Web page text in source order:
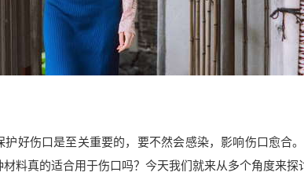
护好伤口是至关重要的，要不然会感染，影响伤口愈合
料真的适合用于伤口吗？今天我们就来从多个角度来探